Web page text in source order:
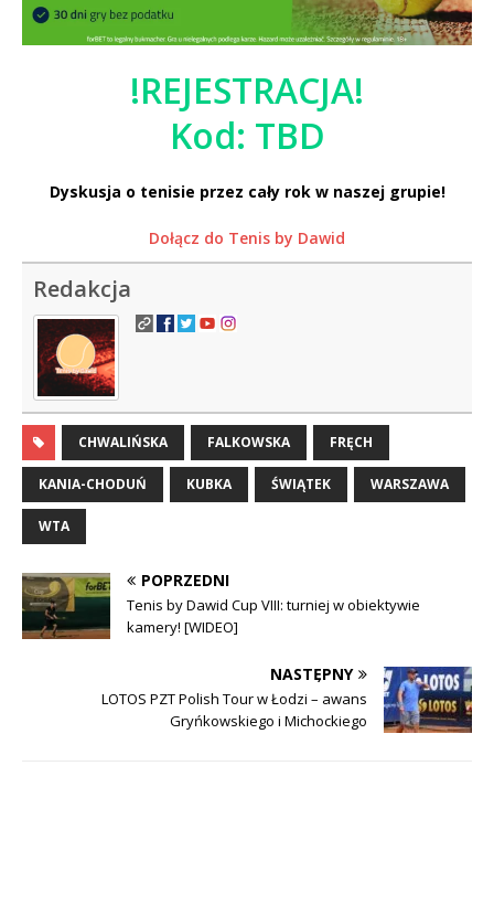
!REJESTRACJA!
Kod: TBD
Dyskusja o tenisie przez cały rok w naszej grupie!
Dołącz do Tenis by Dawid
Redakcja
CHWALIŃSKA FALKOWSKA FRĘCH
KANIA-CHODUŃ KUBKA ŚWIĄTEK WARSZAWA
WTA
POPRZEDNI
Tenis by Dawid Cup VIII: turniej w obiektywie
kamery! [WIDEO]
NASTĘPNY
LOTOS PZT Polish Tour w Łodzi – awans
Gryńkowskiego i Michockiego